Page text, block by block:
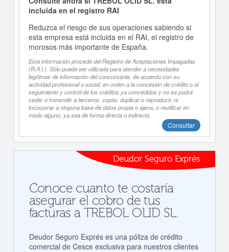
incluida en el registro RAI
Reduzca el riesgo de sus operaciones sabiendo si
esta empresa está incluida en el RAI, el registro de
morosos más importante de España.
Esta información procede del Registro de Aceptaciones Impagadas
(R.A.I.). Sólo puede ser utilizada para atender a necesidades
legítimas de información del concursante, de acuerdo con su
actividad profesional o social, en orden a la concesión de crédito o al
seguimiento y control de los créditos ya concedidos y no se podrá
ceder o transmitir a terceros, copiar, duplicar o reproducir, ni
incorporar a ninguna base de datos propia o ajena, o reutilizar en
modo alguno, ya sea de forma directa o indirecta.
Consultar
Deudor Seguro Exprés
Conoce cuanto te costaría
asegurar el cobro de tus
facturas a TREBOL OLID SL.
Deudor Seguro Exprés es una póliza de crédito
comercial de Cesce exclusiva para nuestros clientes